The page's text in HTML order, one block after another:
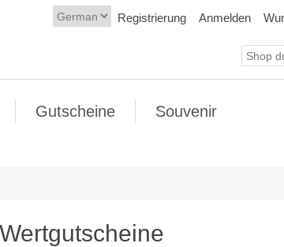
Registrierung Anmelden
Gutscheine Souvenir
Wertgutscheine